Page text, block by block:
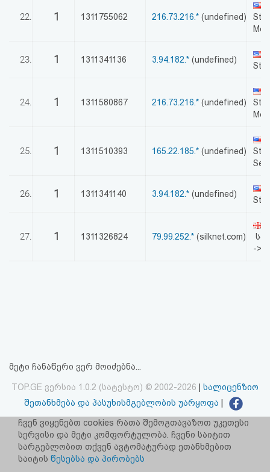
22. 1 1311755062 216.73.216.* (undefined)
23. 1 1311341136 3.94.182.* (undefined)
24. 1 1311580867 216.73.216.* (undefined)
25. 1 1311510393 165.22.185.* (undefined)
26. 1 1311341140 3.94.182.* (undefined)
27. 1 1311326824 79.99.252.* (silknet.com)
->
მეტი ჩანაწერი ვერ მოიძებნა...
TOP.GE ვერსია 1.0.2 (სატესტო) © 2002-2026
სალიცენზიო
შეთანხმება და პასუხისმგებლობის უარყოფა
facebook.com/TOP.GE
იხილეთ TOP.GE - ის ძველი ვერსია ბმულზე
ჩვენ ვიყენებთ cookies რათა შემოგთავაზოთ უკეთესი
სერვისი და მეტი კომფორტულობა. ჩვენი საიტით
სარგებლობით თქვენ ავტომატურად ეთანხმებით
საიტის წესებსა და პირობებს